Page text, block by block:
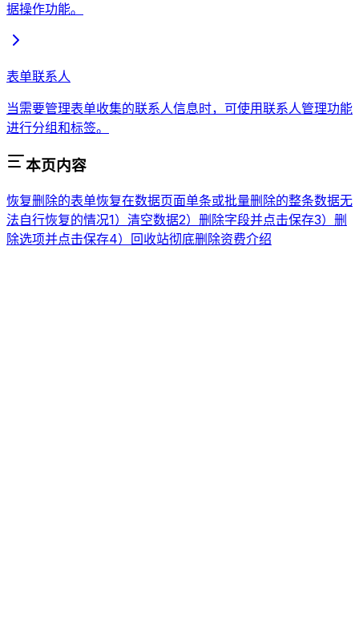
据操作功能。
表单联系人
当需要管理表单收集的联系人信息时，可使用联系人管理功能
进行分组和标签。
本页内容
恢复删除的表单恢复在数据页面单条或批量删除的整条数据无
法自行恢复的情况1）清空数据2）删除字段并点击保存3）删
除选项并点击保存4）回收站彻底删除资费介绍